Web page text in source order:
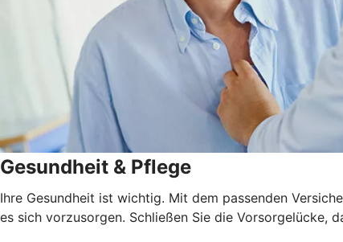
Gesundheit & Pflege
Ihre Gesundheit ist wichtig. Mit dem passenden
es sich vorzusorgen. Schließen Sie die Vorsorgelücke,